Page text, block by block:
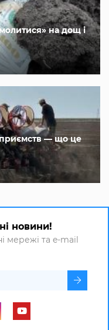
на дощ і
— що це
новини!
мережі та e-mail